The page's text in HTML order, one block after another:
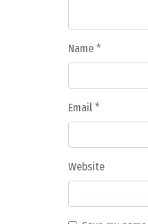
Name *
Email *
Website